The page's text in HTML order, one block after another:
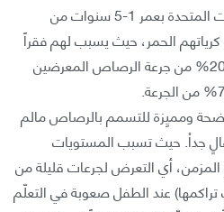
عاني 500000 طفل في الولايات المتحدة بعمر 1-5 سنوات من
الحمر، حيث يسبب لهم فقراً
في الدم. حيث يمتص البالغون 20% من جرعة الرصاص المعرضين
ومميِزة للتسمم بالرصاص مالم
جداْ. حيث تسبب المستويات
أي التعرض لجرعات قليلة من
عند الطفل صعوبة في التعلّم